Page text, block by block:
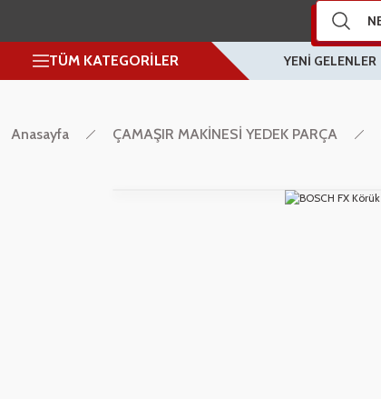
TÜM KATEGORİLER YENİ GELENLER
Anasayfa ÇAMAŞIR MAKİNESİ YEDEK PARÇA